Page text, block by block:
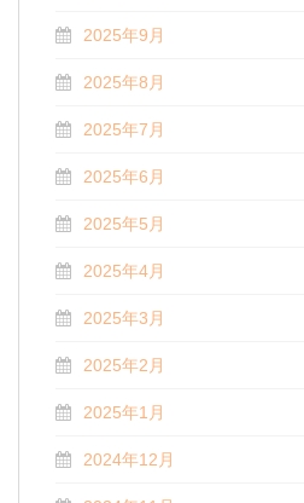
2025年9月
2025年8月
2025年7月
2025年6月
2025年5月
2025年4月
2025年3月
2025年2月
2025年1月
2024年12月